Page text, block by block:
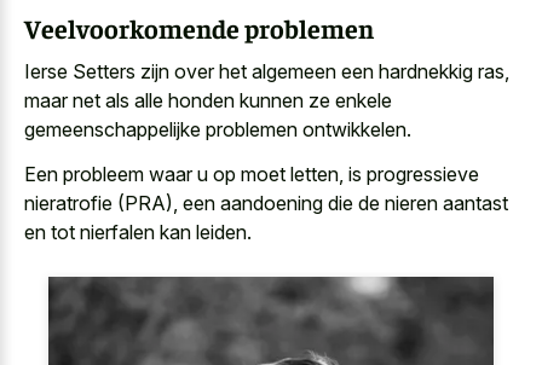
Veelvoorkomende problemen
Ierse Setters zijn over het algemeen een hardnekkig ras,
maar net als alle honden kunnen ze enkele
gemeenschappelijke problemen ontwikkelen.
Een probleem waar u op moet letten, is progressieve
nieratrofie (PRA), een aandoening die de nieren aantast
en tot nierfalen kan leiden.